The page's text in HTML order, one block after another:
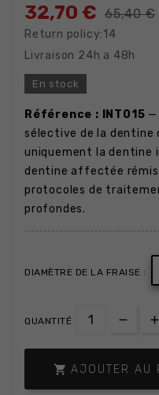
32,70 € 65,40 €
Return policy:14
Livraison 24h a 48h
En stock
Référence : INT015 —
sélective de la dentine
uniquement la
dentine affectée
protocoles de
profondes.
DIAMÈTRE DE LA FRAISE :
QUANTITÉ
 AJOUTER AU